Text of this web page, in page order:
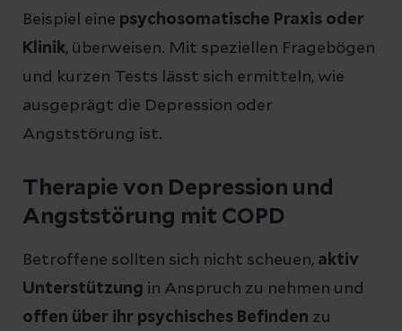
Beispiel eine psychosomatische Praxis oder
Klinik, überweisen. Mit speziellen Fragebögen
und kurzen Tests lässt sich ermitteln, wie
ausgeprägt die Depression oder
Angststörung ist.
Therapie von Depression und
Angststörung mit COPD
Betroffene sollten sich nicht scheuen, aktiv
Unterstützung in Anspruch zu nehmen und
offen über ihr psychisches Befinden zu